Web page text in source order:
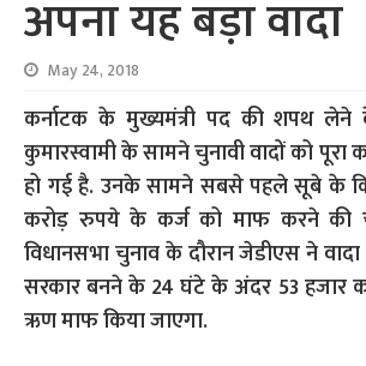
अपना यह बड़ा वादा
May 24, 2018
कर्नाटक के मुख्यमंत्री पद की शपथ
कुमारस्वामी के सामने चुनावी वादों को पूरा
हो गई है. उनके सामने सबसे पहले सूबे के
करोड़ रुपये के कर्ज को माफ करने की
विधानसभा चुनाव के दौरान जेडीएस ने
सरकार बनने के 24 घंटे के अंदर 53 हजार
ऋण माफ किया जाएगा.